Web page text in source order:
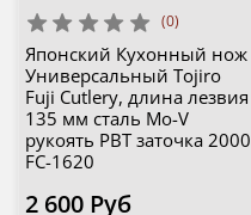
(0)
Японский Кухонный нож
Универсальный Tojiro
Fuji Cutlery, длина лезвия
135 мм сталь Mo-V
рукоять PBT заточка 2000
FC-1620
2 600 Руб